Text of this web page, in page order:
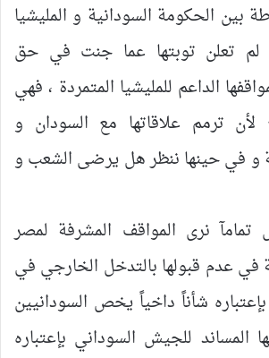
بين الحكومة السودانية و المليشيا
لم تعلن توبتها عما جنت في حق
الداعم للمليشيا المتمردة ، فهي
ترمم علاقاتها مع السودان و
و في حينها ننظر هل يرضى الشعب و
نرى المواقف المشرفة لمصر
في عدم قبولها بالتدخل الخارجي في
شأناً داخياً يخص السودانيين
للجيش السوداني بإعتباره